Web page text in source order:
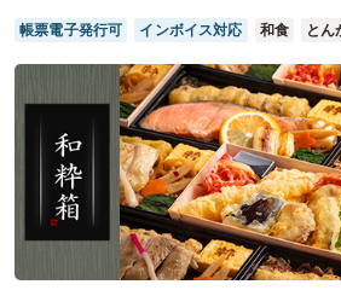
参加者の年齢：20代～30代男女比：男性多
神奈川県相模原市南区下溝2025/05/22
キッチンひまわりの口コミをもっと見る
帳票電子発行可 インボイス対応 和食 とん